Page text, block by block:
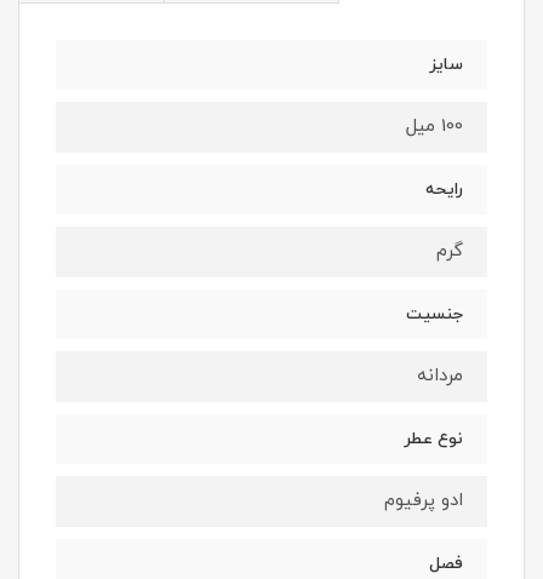
سایز
100 میل
رایحه
گرم
جنسیت
مردانه
نوع عطر
ادو پرفیوم
فصل